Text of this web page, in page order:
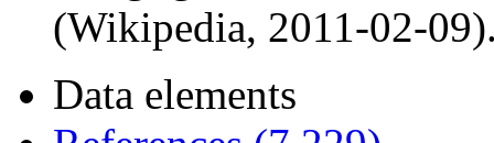
(Wikipedia, 2011-02-
Data elements